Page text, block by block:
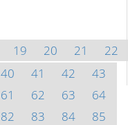
19 20 21
22
40 41 42
43
61 62 63
64
82 83 84
85